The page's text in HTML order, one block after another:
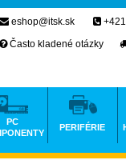
eshop@itsk.sk
Často kladené otázky
PC
PERIFÉRIE